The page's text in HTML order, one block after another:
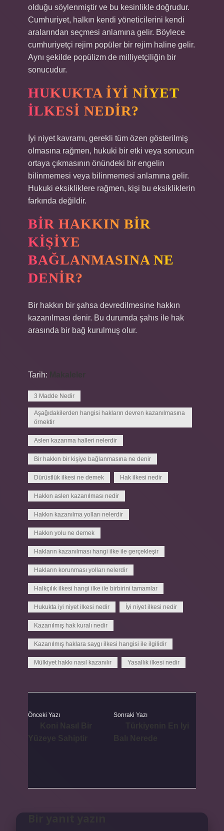
olduğu söylenmiştir ve bu kesinlikle doğrudur.
Cumhuriyet, halkın kendi yöneticilerini kendi
aralarından seçmesi anlamına gelir. Böylece
cumhuriyetçi rejim popüler bir rejim haline gelir.
Aynı şekilde popülizm de milliyetçiliğin bir
sonucudur.
HUKUKTA IYI NIYET
ILKESI NEDIR?
İyi niyet kavramı, gerekli tüm özen gösterilmiş
olmasına rağmen, hukuki bir etki veya sonucun
ortaya çıkmasının önündeki bir engelin
bilinmemesi veya bilinmemesi anlamına gelir.
Hukuki eksikliklere rağmen, kişi bu eksikliklerin
farkında değildir.
BIR HAKKIN BIR
KIŞIYE
BAĞLANMASINA NE
DENIR?
Bir hakkın bir şahsa devredilmesine hakkın
kazanılması denir. Bu durumda şahıs ile hak
arasında bir bağ kurulmuş olur.
Tarih:
3 Madde Nedir
Aşağıdakilerden hangisi hakların devren kazanılmasına
örnektir
Aslen kazanma halleri nelerdir
Bir hakkın bir kişiye bağlanmasına ne denir
Dürüstlük ilkesi ne demek Hak ilkesi nedir
Hakkın aslen kazanılması nedir
Hakkın kazanılma yolları nelerdir
Hakkın yolu ne demek
Hakların kazanılması hangi ilke ile gerçekleşir
Hakların korunması yolları nelerdir
Halkçılık ilkesi hangi ilke ile birbirini tamamlar
Hukukta iyi niyet ilkesi nedir İyi niyet ilkesi nedir
Kazanılmış hak kuralı nedir
Kazanılmış haklara saygı ilkesi hangisi ile ilgilidir
Mülkiyet hakkı nasıl kazanılır Yasallık ilkesi nedir
Önceki Yazı Sonraki Yazı